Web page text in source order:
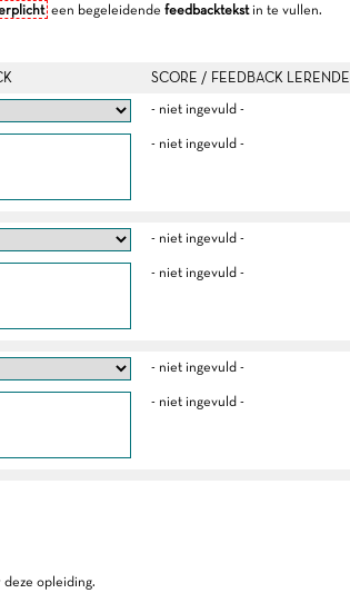
een begeleidende feedbacktekstin te vullen.
SCORE / FEEDBACK LERENDE
- niet ingevuld -
- niet ingevuld -
- niet ingevuld -
- niet ingevuld -
- niet ingevuld -
- niet ingevuld -
opleiding.